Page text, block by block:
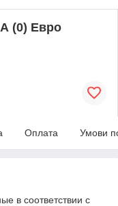
(0) Евро
Оплата Умови
в соответствии с